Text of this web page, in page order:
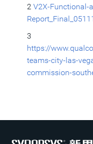
2 V2X-Functional-
3
https://
teams-city-las-
commission-